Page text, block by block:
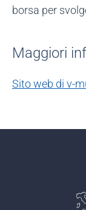
borsa per
Maggiori
Sito web di v-